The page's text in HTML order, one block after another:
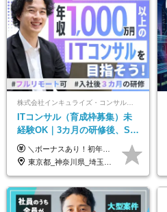
株式会社インキュライズ・コンサルティング
ITコンサル（育成枠募集）未
経験OK｜3カ月の研修後、SE
からコンサルへステップアッ
プ｜リモート8割以上
＼ボーナスあり！初年度から年収300万円以上／ ■月給24万2,200円～35万円＋賞与＋各種手当 ※経験・年齢・能力等を考慮し決定いたします。 ※試用期間中（3カ月）は契約社員で、月給21万円＋諸手当になります。 （試用期間中は残業が発生しません。その他の待遇に変更はありません。） ＼自分の市場価値が上がる／ 定量評価×定性評価の明確な基準での評価制度を設けており、自分の目標達成度合いや仕事に対しての姿勢が給与にも反映されるようになっています。そのため、平均昇給額は40万円以上！100万円以上昇給する人もいます！ 【固定残業代について】 固定残業30時間分（46,000円～69,375円）を含む ※超過分は別途全額支給
東京都_神奈川県_埼玉県_千葉県_大阪府_愛知県_北海道_青森県_岩手県_宮城県_秋田県_山形県_福島県_茨城県_栃木県_群馬県_新潟県_山梨県_長野県_富山県_石川県_福井県_静岡県_岐阜県_三重県_兵庫県_京都府_滋賀県_奈良県_和歌山県_広島県_岡山県_鳥取県_島根県_山口県_徳島県_香川県_愛媛県_高知県_福岡県_熊本県_佐賀県_長崎県_大分県_宮崎県_鹿児島県_沖縄県